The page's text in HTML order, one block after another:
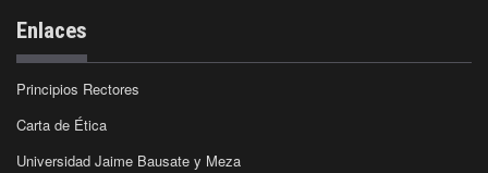
Enlaces
Principios Rectores
Carta de Ética
Universidad Jaime Bausate y Meza